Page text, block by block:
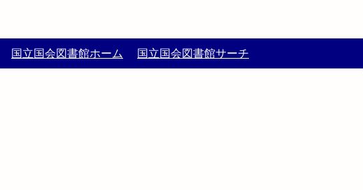
国立国会図書館ホーム 国立国会図書館サーチ